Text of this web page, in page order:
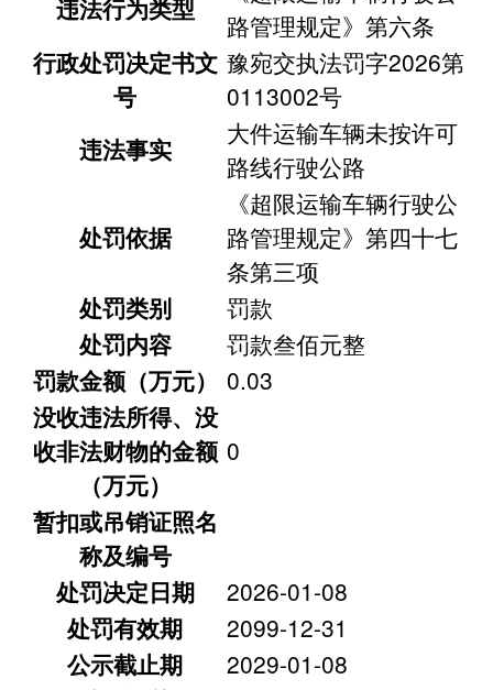
违法行为类型
路管理规定》第六条
行政处罚决定书文
号
豫宛交执法罚字2026第
0113002号
违法事实
大件运输车辆未按许可
路线行驶公路
处罚依据
《超限运输车辆行驶公
路管理规定》第四十七
条第三项
处罚类别
罚款
处罚内容
罚款叁佰元整
罚款金额（万元）
0.03
没收违法所得、没
收非法财物的金额
（万元）
0
暂扣或吊销证照名
称及编号
处罚决定日期
2026-01-08
处罚有效期
2099-12-31
公示截止期
2029-01-08